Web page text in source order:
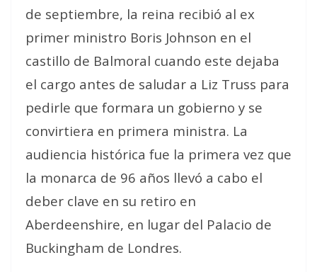
de septiembre, la reina recibió al ex
primer ministro Boris Johnson en el
castillo de Balmoral cuando este dejaba
el cargo antes de saludar a Liz Truss para
pedirle que formara un gobierno y se
convirtiera en primera ministra. La
audiencia histórica fue la primera vez que
la monarca de 96 años llevó a cabo el
deber clave en su retiro en
Aberdeenshire, en lugar del Palacio de
Buckingham de Londres.